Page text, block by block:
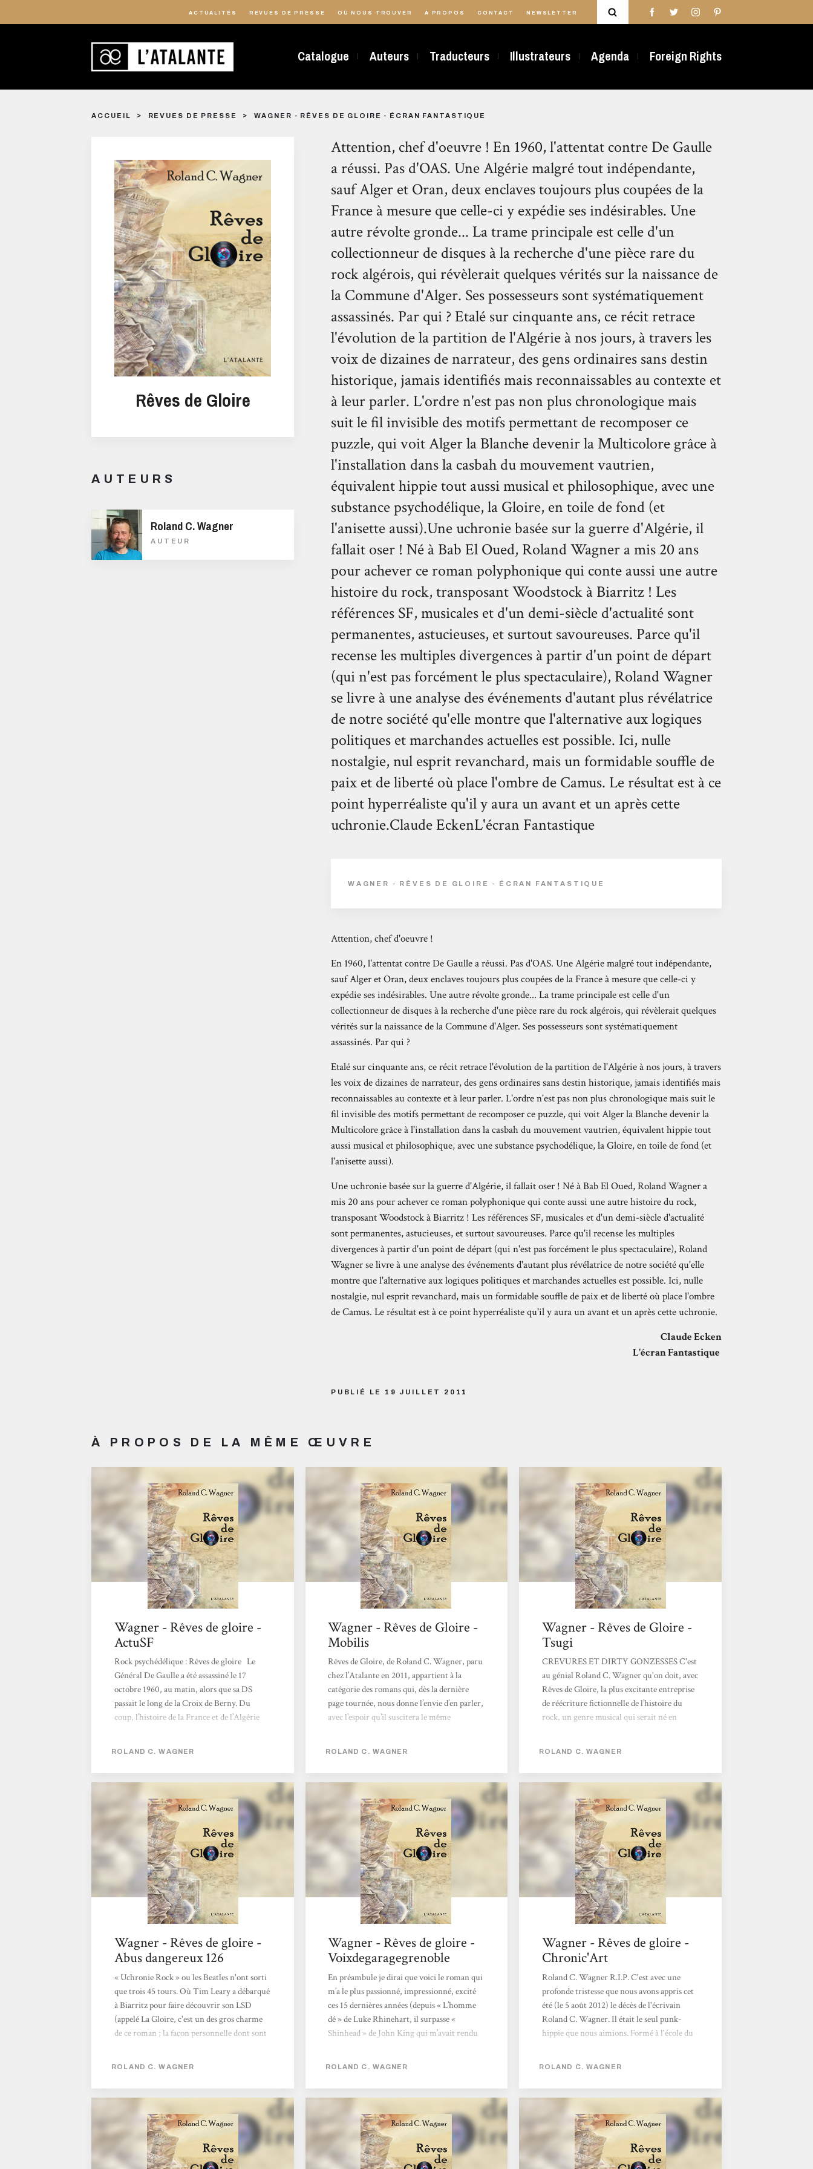
ACTUALITÉS REVUES DE PRESSE OÙ NOUS TROUVER À PROPOS CONTACT NEWSLETTER
Catalogue Auteurs Traducteurs Illustrateurs Agenda Foreign Rights
ACCUEIL REVUES DE PRESSE WAGNER - RÊVES DE GLOIRE - ÉCRAN FANTASTIQUE
Rêves de Gloire
AUTEURS
Roland C. Wagner
AUTEUR
Attention, chef d'oeuvre ! En 1960, l'attentat contre De Gaulle
a réussi. Pas d'OAS. Une Algérie malgré tout indépendante,
sauf Alger et Oran, deux enclaves toujours plus coupées de la
France à mesure que celle-ci y expédie ses indésirables. Une
autre révolte gronde... La trame principale est celle d'un
collectionneur de disques à la recherche d'une pièce rare du
rock algérois, qui révèlerait quelques vérités sur la naissance de
la Commune d'Alger. Ses possesseurs sont systématiquement
assassinés. Par qui ? Etalé sur cinquante ans, ce récit retrace
l'évolution de la partition de l'Algérie à nos jours, à travers les
voix de dizaines de narrateur, des gens ordinaires sans destin
historique, jamais identifiés mais reconnaissables au contexte et
à leur parler. L'ordre n'est pas non plus chronologique mais
suit le fil invisible des motifs permettant de recomposer ce
puzzle, qui voit Alger la Blanche devenir la Multicolore grâce à
l'installation dans la casbah du mouvement vautrien,
équivalent hippie tout aussi musical et philosophique, avec une
substance psychodélique, la Gloire, en toile de fond (et
l'anisette aussi).Une uchronie basée sur la guerre d'Algérie, il
fallait oser ! Né à Bab El Oued, Roland Wagner a mis 20 ans
pour achever ce roman polyphonique qui conte aussi une autre
histoire du rock, transposant Woodstock à Biarritz ! Les
références SF, musicales et d'un demi-siècle d'actualité sont
permanentes, astucieuses, et surtout savoureuses. Parce qu'il
recense les multiples divergences à partir d'un point de départ
(qui n'est pas forcément le plus spectaculaire), Roland Wagner
se livre à une analyse des événements d'autant plus révélatrice
de notre société qu'elle montre que l'alternative aux logiques
politiques et marchandes actuelles est possible. Ici, nulle
nostalgie, nul esprit revanchard, mais un formidable souffle de
paix et de liberté où place l'ombre de Camus. Le résultat est à ce
point hyperréaliste qu'il y aura un avant et un après cette
uchronie.Claude EckenL'écran Fantastique
WAGNER - RÊVES DE GLOIRE - ÉCRAN FANTASTIQUE
Attention, chef d'oeuvre !
En 1960, l'attentat contre De Gaulle a réussi. Pas d'OAS. Une Algérie malgré tout indépendante,
sauf Alger et Oran, deux enclaves toujours plus coupées de la France à mesure que celle-ci y
expédie ses indésirables. Une autre révolte gronde... La trame principale est celle d'un
collectionneur de disques à la recherche d'une pièce rare du rock algérois, qui révèlerait quelques
vérités sur la naissance de la Commune d'Alger. Ses possesseurs sont systématiquement
assassinés. Par qui ?
Etalé sur cinquante ans, ce récit retrace l'évolution de la partition de l'Algérie à nos jours, à travers
les voix de dizaines de narrateur, des gens ordinaires sans destin historique, jamais identifiés mais
reconnaissables au contexte et à leur parler. L'ordre n'est pas non plus chronologique mais suit le
fil invisible des motifs permettant de recomposer ce puzzle, qui voit Alger la Blanche devenir la
Multicolore grâce à l'installation dans la casbah du mouvement vautrien, équivalent hippie tout
aussi musical et philosophique, avec une substance psychodélique, la Gloire, en toile de fond (et
l'anisette aussi).
Une uchronie basée sur la guerre d'Algérie, il fallait oser ! Né à Bab El Oued, Roland Wagner a
mis 20 ans pour achever ce roman polyphonique qui conte aussi une autre histoire du rock,
transposant Woodstock à Biarritz ! Les références SF, musicales et d'un demi-siècle d'actualité
sont permanentes, astucieuses, et surtout savoureuses. Parce qu'il recense les multiples
divergences à partir d'un point de départ (qui n'est pas forcément le plus spectaculaire), Roland
Wagner se livre à une analyse des événements d'autant plus révélatrice de notre société qu'elle
montre que l'alternative aux logiques politiques et marchandes actuelles est possible. Ici, nulle
nostalgie, nul esprit revanchard, mais un formidable souffle de paix et de liberté où place l'ombre
de Camus. Le résultat est à ce point hyperréaliste qu'il y aura un avant et un après cette uchronie.
Claude Ecken
L'écran Fantastique
PUBLIÉ LE 19 JUILLET 2011
À PROPOS DE LA MÊME ŒUVRE
Wagner - Rêves de gloire -
ActuSF
Rock psychédélique : Rêves de gloire Le
Général De Gaulle a été assassiné le 17
octobre 1960, au matin, alors que sa DS
passait le long de la Croix de Berny. Du
coup, l’histoire de la France et de l’Algérie
français.. Retour au présent, à Alger, où un
vinyle mythique avec le titre "Rêve de
gloire", une pièce rare des années...
ROLAND C. WAGNER
Wagner - Rêves de Gloire -
Mobilis
Rêves de Gloire, de Roland C. Wagner, paru
chez l’Atalante en 2011, appartient à la
catégorie des romans qui, dès la dernière
page tournée, nous donne l’envie d’en parler,
avec l’espoir qu’il suscitera le même
mot cette fois : kaléidoscopique. […]
point de divergence historique ; à l’auteur
ensuite de décrire le monde tel qu’il aurait
pu être. Mais Wagner multiplie les points
de...
ROLAND C. WAGNER
Wagner - Rêves de Gloire -
Tsugi
CREVURES ET DIRTY GONZESSES C'est
au génial Roland C. Wagner qu'on doit, avec
Rêves de Gloire, la plus excitante entreprise
de réécriture fictionnelle de l’histoire du
rock, un genre musical qui serait né en
connu une partition au milieu des années 70
Nous sommes au début du XXIe siècle et un
collectionneur de disques, spécialiste du
"rock psychodélique", évoque ses souvenirs...
ROLAND C. WAGNER
Wagner - Rêves de gloire -
Abus dangereux 126
« Uchronie Rock » ou les Beatles n'ont sorti
que trois 45 tours. Où Tim Leary a débarqué
à Biarritz pour faire découvrir son LSD
(appelé La Gloire, c'est un des gros charme
de ce roman ; la façon personnelle dont sont
que nous connaissons ou les petits éléments
commune autonome… Gros roman
totalement maîtrisé avec un mode narratif
particulier fait de très courts « chapitres »
racontés...
ROLAND C. WAGNER
Wagner - Rêves de gloire -
Voixdegaragegrenoble
En préambule je dirai que voici le roman qui
m’a le plus passionné, impressionné, excité
ces 15 dernières années (depuis « L’homme
dé » de Luke Rhinehart, il surpasse «
Shinhead » de John King qui m’avait rendu
plus court je n’en serai pas moins
Rêves de gloire est une ‘uchronie Rock’ (mais
bien sûr tellement plus que ça) où,...
ROLAND C. WAGNER
Wagner - Rêves de gloire -
Chronic'Art
Roland C. Wagner R.I.P. C'est avec une
profonde tristesse que nous avons appris cet
été (le 5 août 2012) le décès de l'écrivain
Roland C. Wagner. Il était le seul punk-
hippie que nous aimions. Formé à l'école du
souffrait d'aucun complexe vis-à-vis de la
soeur anglo-saxonne. Prolifique (plus de
cent nouvelles, une cinquantaine de romans
et de traductions en pagaille), l'auteur des
Futurs Mystères...
ROLAND C. WAGNER